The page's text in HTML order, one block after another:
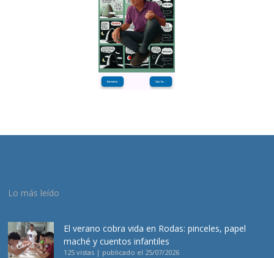
Lo más leído
El verano cobra vida en Rodas: pinceles, papel
maché y cuentos infantiles
125 vistas | publicado el 25/07/2026